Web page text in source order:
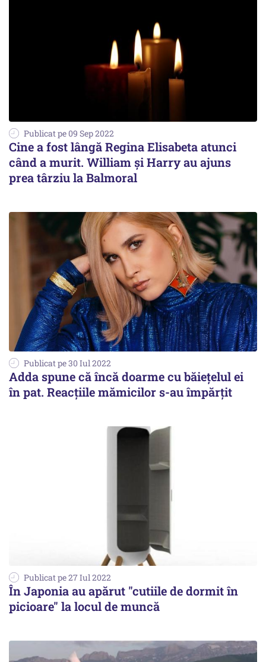
Publicat pe 09 Sep 2022
Cine a fost lângă Regina Elisabeta atunci
când a murit. William și Harry au ajuns
prea târziu la Balmoral
Publicat pe 30 Iul 2022
Adda spune că încă doarme cu băiețelul ei
în pat. Reacțiile mămicilor s-au împărțit
Publicat pe 27 Iul 2022
În Japonia au apărut "cutiile de dormit în
picioare" la locul de muncă